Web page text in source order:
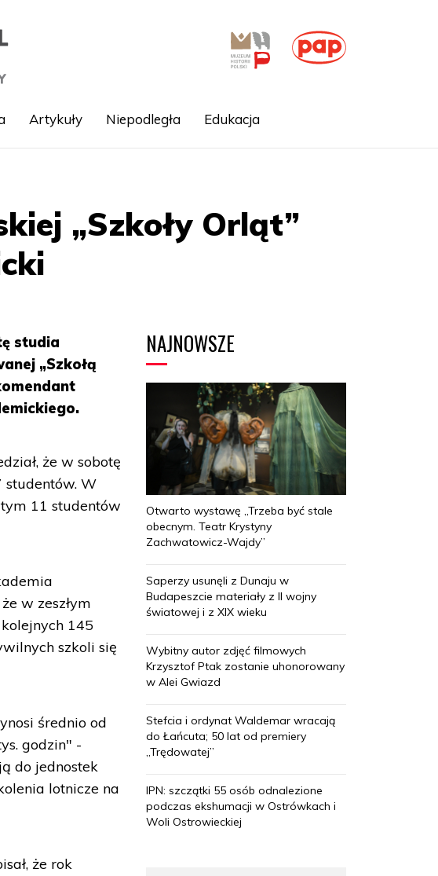
Artykuły Niepodległa Edukacja
„Szkoły Orląt”
studia
„Szkołą
że w sobotę
studentów. W
11 studentów
w zeszłym
145
szkoli się
średnio od
godzin" -
do jednostek
lotnicze na
że rok
NAJNOWSZE
Otwarto wystawę „Trzeba być stale
obecnym. Teatr Krystyny
Zachwatowicz-Wajdy”
Saperzy usunęli z Dunaju w
Budapeszcie materiały z II wojny
światowej i z XIX wieku
Wybitny autor zdjęć filmowych
Krzysztof Ptak zostanie uhonorowany
w Alei Gwiazd
Stefcia i ordynat Waldemar wracają
do Łańcuta; 50 lat od premiery
„Trędowatej”
IPN: szczątki 55 osób odnalezione
podczas ekshumacji w Ostrówkach i
Woli Ostrowieckiej